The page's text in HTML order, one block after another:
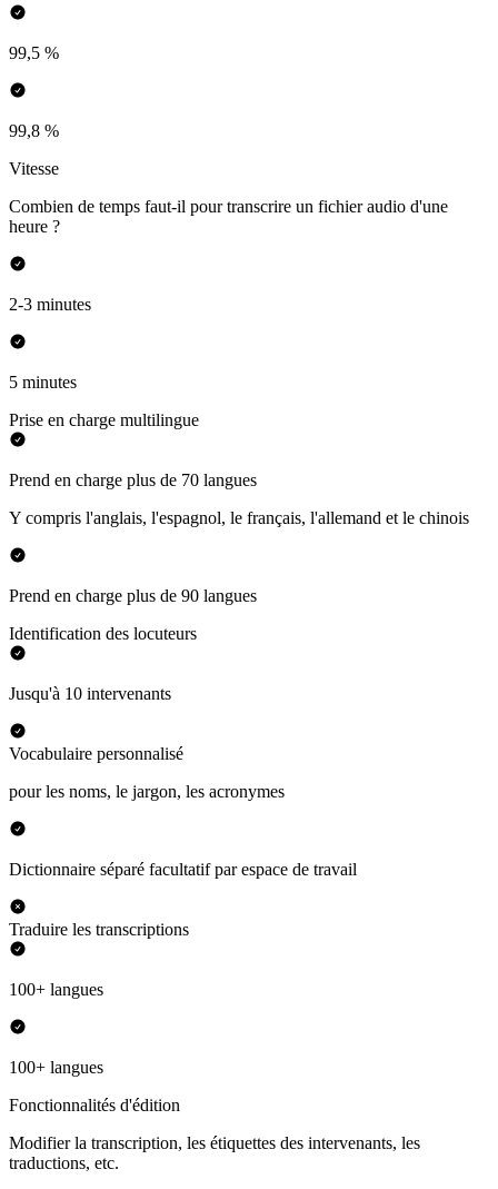
99,5 %
99,8 %
Vitesse
Combien de temps faut-il pour transcrire un fichier audio d'une
heure ?
2-3 minutes
5 minutes
Prise en charge multilingue
Prend en charge plus de 70 langues
Y compris l'anglais, l'espagnol, le français, l'allemand et le chinois
Prend en charge plus de 90 langues
Identification des locuteurs
Jusqu'à 10 intervenants
Vocabulaire personnalisé
pour les noms, le jargon, les acronymes
Dictionnaire séparé facultatif par espace de travail
Traduire les transcriptions
100+ langues
100+ langues
Fonctionnalités d'édition
Modifier la transcription, les étiquettes des intervenants, les
traductions, etc.